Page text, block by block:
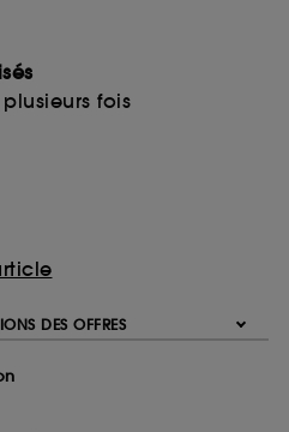
fois
DES OFFRES